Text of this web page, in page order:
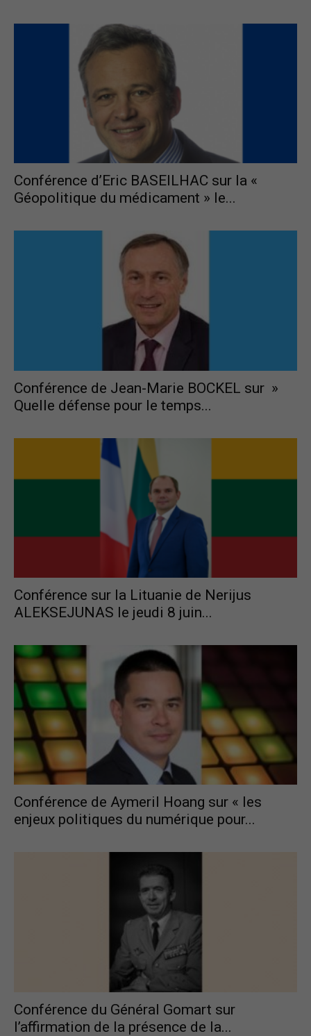
Conférence d’Eric BASEILHAC sur la «
Géopolitique du médicament » le...
Conférence de Jean-Marie BOCKEL sur »
Quelle défense pour le temps...
Conférence sur la Lituanie de Nerijus
ALEKSEJUNAS le jeudi 8 juin...
Conférence de Aymeril Hoang sur « les
enjeux politiques du numérique pour...
Conférence du Général Gomart sur
l’affirmation de la présence de la...